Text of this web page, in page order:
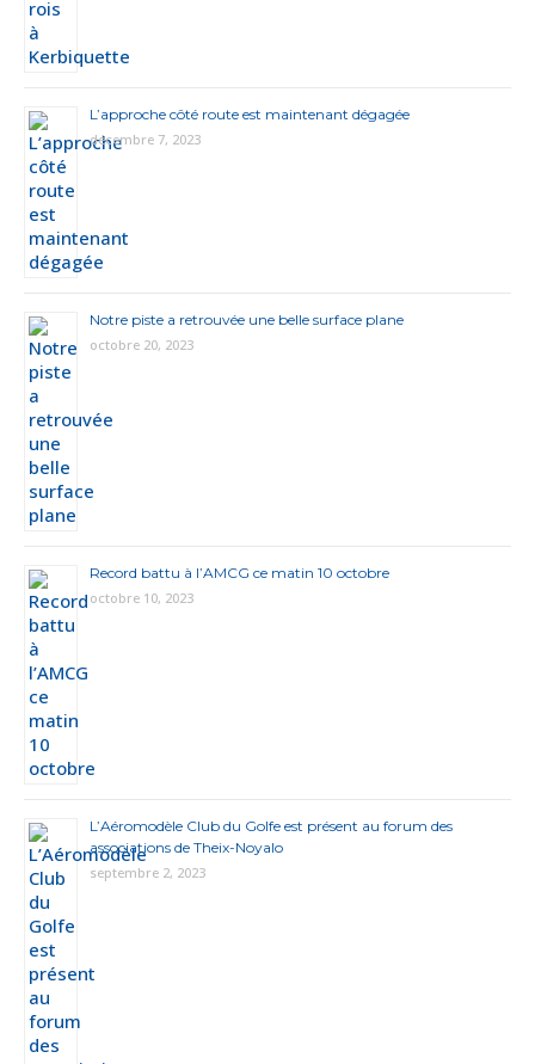
L’approche côté route est maintenant dégagée
décembre 7, 2023
Notre piste a retrouvée une belle surface plane
octobre 20, 2023
Record battu à l’AMCG ce matin 10 octobre
octobre 10, 2023
L’Aéromodèle Club du Golfe est présent au forum des
associations de Theix-Noyalo
septembre 2, 2023